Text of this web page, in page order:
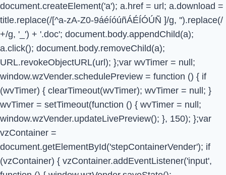
document.createElement('a'); a.href = url; a.download =
title.replace(/[^a-zA-Z0-9áéíóúñÁÉÍÓÚÑ ]/g, '').replace(/
+/g, '_') + '.doc'; document.body.appendChild(a);
a.click(); document.body.removeChild(a);
URL.revokeObjectURL(url); };var wvTimer = null;
window.wzVender.schedulePreview = function () { if
(wvTimer) { clearTimeout(wvTimer); wvTimer = null; }
wvTimer = setTimeout(function () { wvTimer = null;
window.wzVender.updateLivePreview(); }, 150); };var
vzContainer =
document.getElementById('stepContainerVender'); if
(vzContainer) { vzContainer.addEventListener('input',